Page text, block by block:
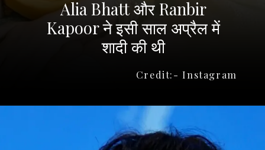
Credit:- Instagram
Alia Bhatt और Ranbir
Kapoor ने इसी साल अप्रैल में
शादी की थी